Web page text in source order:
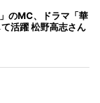
のMC、ドラマ「華
活躍 松野高志さん